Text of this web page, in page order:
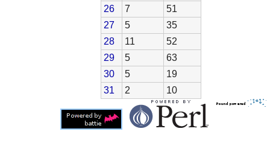
26
7
51
27
5
35
28
11
52
29
5
63
30
5
19
31
2 10